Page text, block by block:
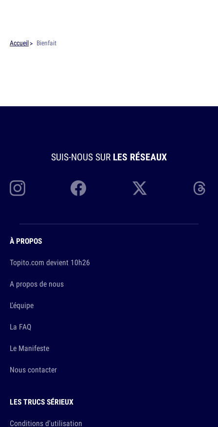
Accueil Bienfait
SUIS-NOUS SUR LES RÉSEAUX
À PROPOS
Topito.com devient 10h26
A propos de nous
L'équipe
La FAQ
Le Manifeste
Nous contacter
LES TRUCS SÉRIEUX
Conditions d'utilisation